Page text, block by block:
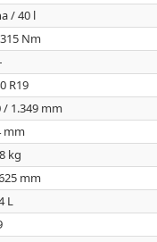
/ 40 l
Nm
R19
/ 1.349 mm
mm
kg
mm
L